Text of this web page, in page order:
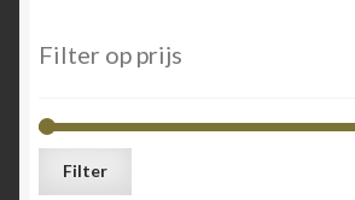
Filter op prijs
Filter